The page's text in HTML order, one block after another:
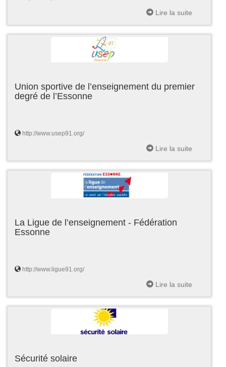
Lire la suite
Union sportive de l’enseignement du premier
degré de l’Essonne
http://www.usep91.org/
Lire la suite
La Ligue de l’enseignement - Fédération
Essonne
http://www.ligue91.org/
Lire la suite
Sécurité solaire